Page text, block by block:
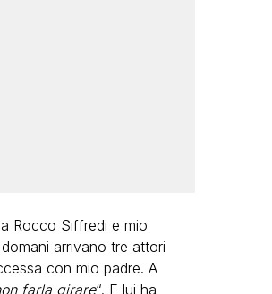
Rocco Siffredi e mio
arrivano tre attori
con mio padre. A
farla girare“. E lui ha